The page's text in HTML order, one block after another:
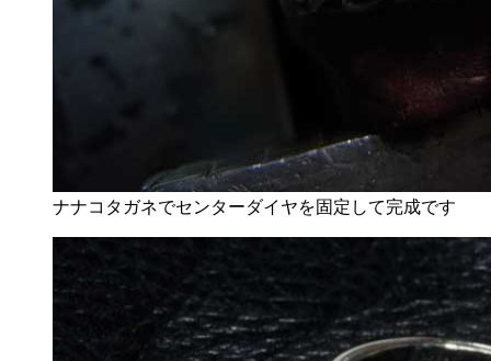
ナナコタガネでセンターダイヤを固定して完成です